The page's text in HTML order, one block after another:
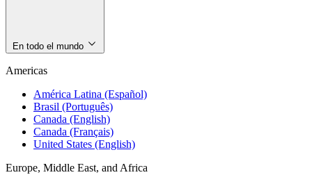
En todo el mundo
Americas
América Latina (Español)
Brasil (Português)
Canada (English)
Canada (Français)
United States (English)
Europe, Middle East, and Africa